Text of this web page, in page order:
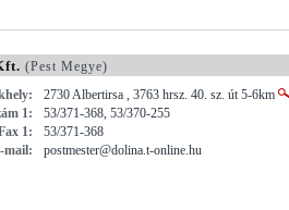
(Pest Megye)
2730 Albertirsa , 3763 hrsz. 40. sz. út 5-6km
1:
53/371-368, 53/370-255
1:
53/371-368
mail:
postmester@dolina.t-online.hu